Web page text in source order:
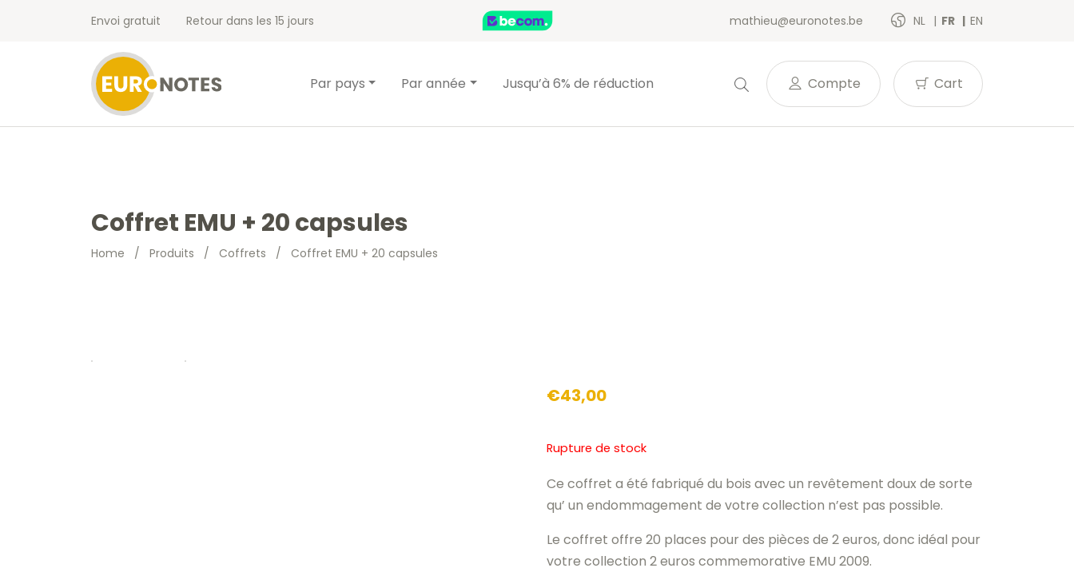
Envoi gratuit Retour dans les 15 jours mathieu@euronotes.be NL FR EN
Par pays Par année Jusqu’à 6% de réduction Compte Cart
Coffret EMU + 20 capsules
Home / Produits / Coffrets / Coffret EMU + 20 capsules
€43,00
Rupture de stock
Ce coffret a été fabriqué du bois avec un revêtement doux de sorte
qu’ un endommagement de votre collection n’est pas possible.
Le coffret offre 20 places pour des pièces de 2 euros, donc idéal pour
votre collection 2 euros commemorative EMU 2009.